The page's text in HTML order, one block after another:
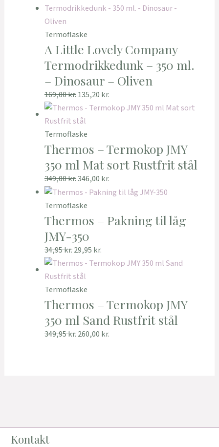
Termoflaske
A Little Lovely Company
Termodrikkedunk – 350 ml.
– Dinosaur – Oliven
169,00kr.135,20 kr.
Termoflaske
Thermos – Termokop JMY
350 ml Mat sort Rustfrit stål
349,00kr.346,00 kr.
Termoflaske
Thermos – Pakning til låg
JMY-350
34,95kr.29,95 kr.
Termoflaske
Thermos – Termokop JMY
350 ml Sand Rustfrit stål
349,95kr.260,00 kr.
Kontakt